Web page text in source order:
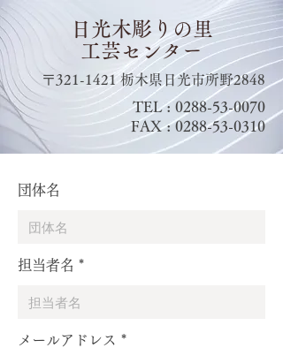
日光木彫りの里
工芸センター
​〒321-1421 栃木県日光市所野2848
TEL : 0288-53-0070
FAX :0288-53-0310
団体名
担当者名
メールアドレス